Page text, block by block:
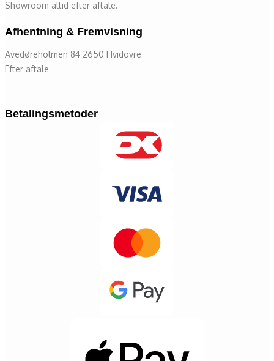
Showroom altid efter aftale.
Afhentning & Fremvisning
Avedøreholmen 84 2650 Hvidovre
Efter aftale
Betalingsmetoder